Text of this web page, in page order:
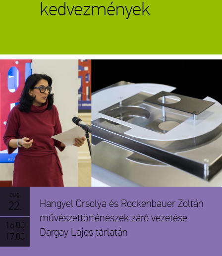
kedvezmények
aug.
22.
16.00
17.00
Hangyel Orsolya és Rockenbauer Zoltán
művészettörténészek záró vezetése
Dargay Lajos tárlatán